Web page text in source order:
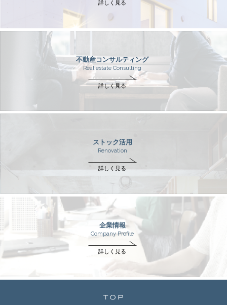
詳しく見る
不動産コンサルティング
Real estate Consulting
詳しく見る
ストック活用
Renovation
詳しく見る
企業情報
Company Profile
詳しく見る